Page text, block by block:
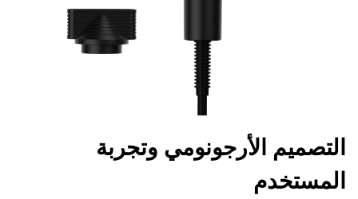
التصميم الأرجونومي وتجربة
المستخدم